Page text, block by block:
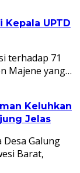
UPTD
terhadap 71
Majene yang…
Keluhkan
Jelas
Desa Galung
Barat,